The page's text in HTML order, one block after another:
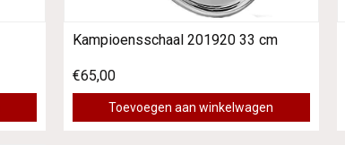
Kampioensschaal 201920 33 cm
€65,00
Toevoegen aan winkelwagen